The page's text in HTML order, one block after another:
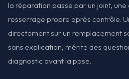
la réparation passe par un joint,
resserrage propre après contrôle.
directement sur un remplacement
sans explication, mérite des
diagnostic avant la pose.